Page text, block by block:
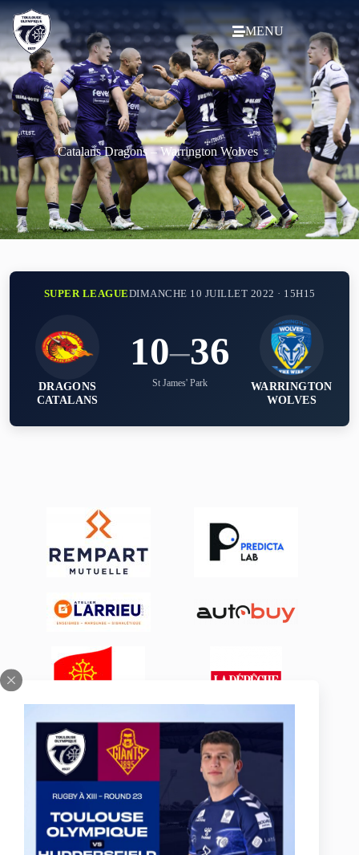
MENU
Catalans Dragons – Warrington Wolves
SUPER LEAGUEDIMANCHE 10 JUILLET 2022 · 15H15
DRAGONS
CATALANS
10–36
St James' Park
WARRINGTON
WOLVES